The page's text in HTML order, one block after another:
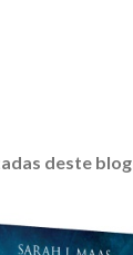
deste blog